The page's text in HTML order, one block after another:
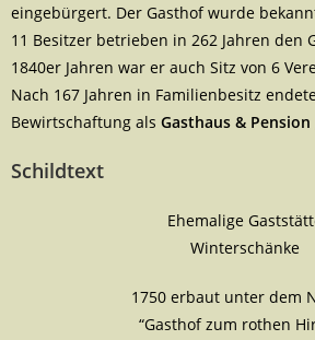
eingebürgert. Der Gasthof wurde
11 Besitzer betrieben in 262 Jahren den
1840er Jahren war er auch Sitz von 6
Nach 167 Jahren in Familienbesitz
Bewirtschaftung als Gasthaus &
Schildtext
Ehemalige
Winterschänke
1750 erbaut unter dem
“Gasthof zum rothen